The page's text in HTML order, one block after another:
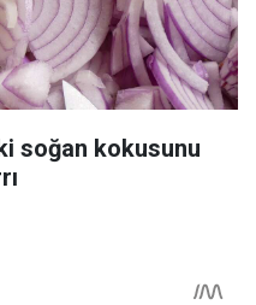
soğan kokusunu